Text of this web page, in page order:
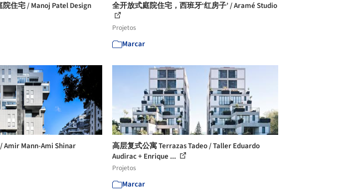
住宅 / Manoj Patel Design
全开放式庭院住宅，西班牙‘红房子’ / Aramé Studio
Projetos
Marcar
Amir Mann-Ami Shinar
高层复式公寓 Terrazas Tadeo / Taller Eduardo
Audirac + Enrique ...
Projetos
Marcar